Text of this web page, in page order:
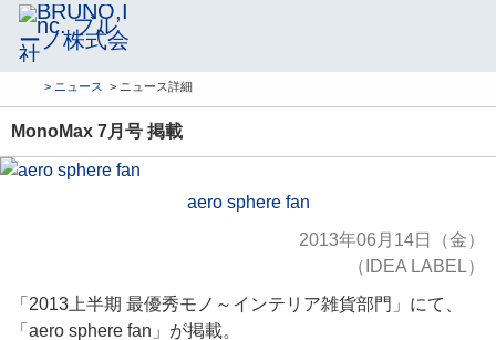
> ニュース > ニュース詳細
MonoMax 7月号 掲載
aero sphere fan
2013年06月14日（金）
（IDEA LABEL）
「2013上半期 最優秀モノ～インテリア雑貨部門」にて、
「aero sphere fan」が掲載。